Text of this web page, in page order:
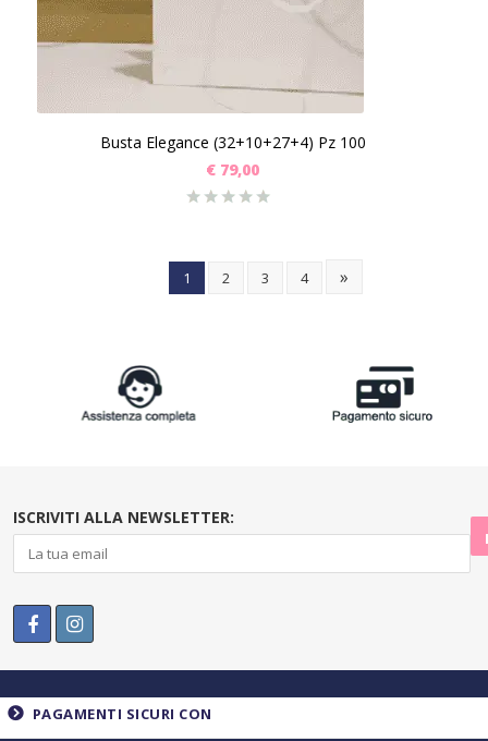
Busta Elegance (32+10+27+4) Pz 100
€ 79,00
1 2 3 4 »
ISCRIVITI ALLA NEWSLETTER:
PAGAMENTI SICURI CON